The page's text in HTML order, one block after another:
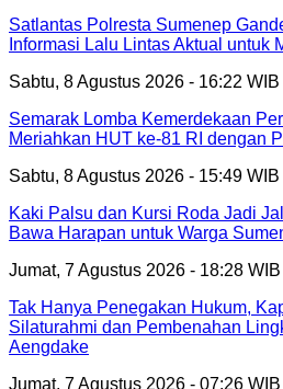
Satlantas Polresta Sumenep
Informasi Lalu Lintas Aktual untuk
Sabtu, 8 Agustus 2026 - 16:22 WIB
Semarak Lomba Kemerdekaan
Meriahkan HUT ke-81 RI dengan
Sabtu, 8 Agustus 2026 - 15:49 WIB
Kaki Palsu dan Kursi Roda Jadi
Bawa Harapan untuk Warga
Jumat, 7 Agustus 2026 - 18:28 WIB
Tak Hanya Penegakan Hukum,
Silaturahmi dan Pembenahan
Aengdake
Jumat, 7 Agustus 2026 - 07:26 WIB